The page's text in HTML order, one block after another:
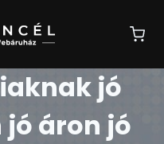
jó
áron jó